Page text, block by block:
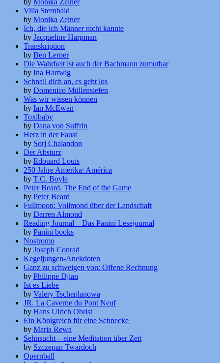
by Monika Zeiner
Villa Sternbald
by Monika Zeiner
Ich, die ich Männer nicht kannte
by Jacqueline Harpman
Transkription
by Ben Lerner
Die Wahrheit ist auch der Bachmann zumutbar
by Ina Hartwig
Schnall dich an, es geht los
by Domenico Müllensiefen
Was wir wissen können
by Ian McEwan
Toxibaby
by Dana von Suffrin
Herz in der Faust
by Sorj Chalandon
Der Absturz
by Edouard Louis
250 Jahre Amerika: América
by T.C. Boyle
Peter Beard. The End of the Game
by Peter Beard
Fullmoon: Vollmond über der Landschaft
by Darren Almond
Reading Journal – Das Panini Lesejournal
by Panini books
Nostromo
by Joseph Conrad
Kegeljungen-Anekdoten
Ganz zu schweigen von: Offene Rechnung
by Philippe Djian
Ist es Liebe
by Valery Tscheplanowa
JR. La Caverne du Pont Neuf
by Hans Ulrich Obrist
Ein Königreich für eine Schnecke
by Maria Rewa
Sehnsucht – eine Meditation über Zeit
by Szczepan Twardoch
Opernball